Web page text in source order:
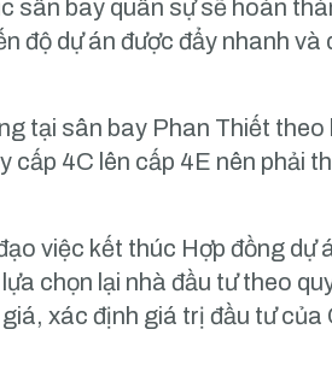
sân bay quân sự sẽ hoàn
độ dự án được đẩy nhanh và
tại sân bay Phan Thiết theo
cấp 4C lên cấp 4E nên phải
việc kết thúc Hợp đồng dự
chọn lại nhà đầu tư theo
xác định giá trị đầu tư